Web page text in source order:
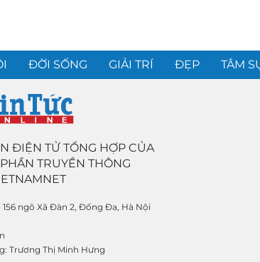
ĐỜI SỐNG GIẢI TRÍ ĐẸP TÂM
ĐIỆN TỬ TỔNG HỢP CỦA
TRUYỀN THÔNG
156 ngõ Xã Đàn 2, Đống Đa, Hà Nội
Trương Thị Minh Hưng